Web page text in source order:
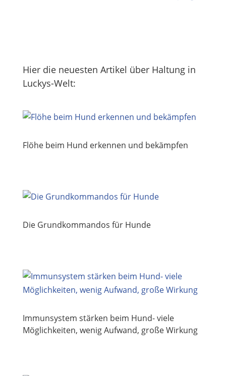
Hier die neuesten Artikel über Haltung in
Luckys-Welt:
Flöhe beim Hund erkennen und bekämpfen
Die Grundkommandos für Hunde
Immunsystem stärken beim Hund- viele
Möglichkeiten, wenig Aufwand, große Wirkung